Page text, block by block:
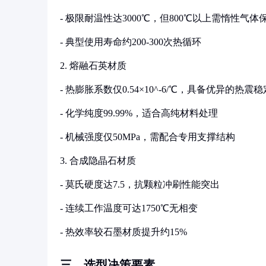
- 极限耐温性达3000℃，但800℃以上需惰性气体
- 典型使用寿命约200-300次热循环
2. 熔融石英材质
- 热膨胀系数仅0.54×10^-6/℃，具备优异的热震稳
- 化学纯度99.99%，适合高纯材料处理
- 机械强度仅50MPa，需配合专用支撑结构
3. 合成隐晶石材质
- 莫氏硬度达7.5，抗颗粒冲刷性能突出
- 连续工作温度可达1750℃无相变
- 热效率较石墨材质提升约15%